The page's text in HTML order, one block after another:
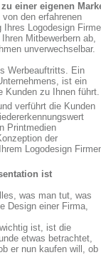
einer eigenen
den erfahrenen
Ihres Logodesign
Mitbewerbern ab,
unverwechselbar.
Werbeauftritts. Ein
ist ein
Kunden zu Ihnen führt.
verführt die Kunden
Printmedien
der
Logodesign
ist
was man tut, was
Design einer Firma,
ist, ist die
etwas betrachtet,
er nun kaufen will, ob